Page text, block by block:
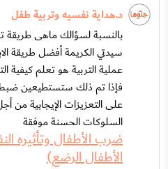
د.هداية نفسيه وتربية طفل
بالنسبة لسؤالك ماهى طريقة
سيدتي الكريمة أفضل طريقة
عملية التربية هو تعلم
فإذا تم ذلك ستستطيعين
على التعزيزات الإيجابية
السلوكات الحسنة موفقة
ضرب الأطفال وتأثيره
الأطفال الرضع)